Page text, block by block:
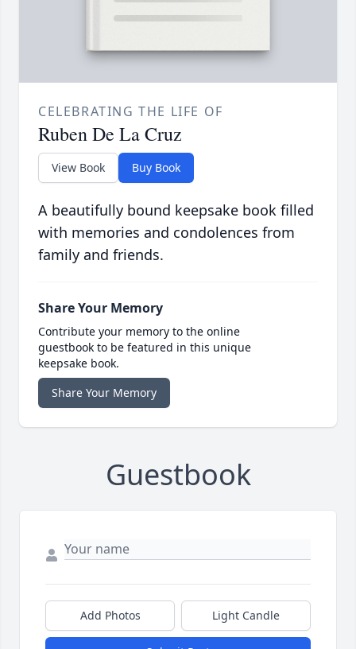
CELEBRATING THE LIFE OF
Ruben De La Cruz
View Book Buy Book
A beautifully bound keepsake book filled
with memories and condolences from
family and friends.
Share Your Memory
Contribute your memory to the online
guestbook to be featured in this unique
keepsake book.
Share Your Memory
Guestbook
Add Photos Light Candle